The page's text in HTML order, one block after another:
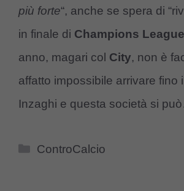
più forte“, anche se spera di
in finale di Champions League
anno, magari col City, non è
affatto impossibile arrivare fino
Inzaghi e questa società si
Categorie
ControCalcio